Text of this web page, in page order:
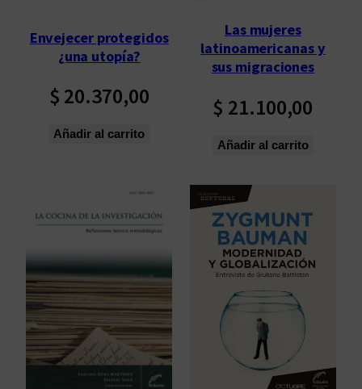
Envejecer protegidos
¿una utopía?
$ 20.370,00
Añadir al carrito
Las mujeres
latinoamericanas y
sus migraciones
$ 21.100,00
Añadir al carrito